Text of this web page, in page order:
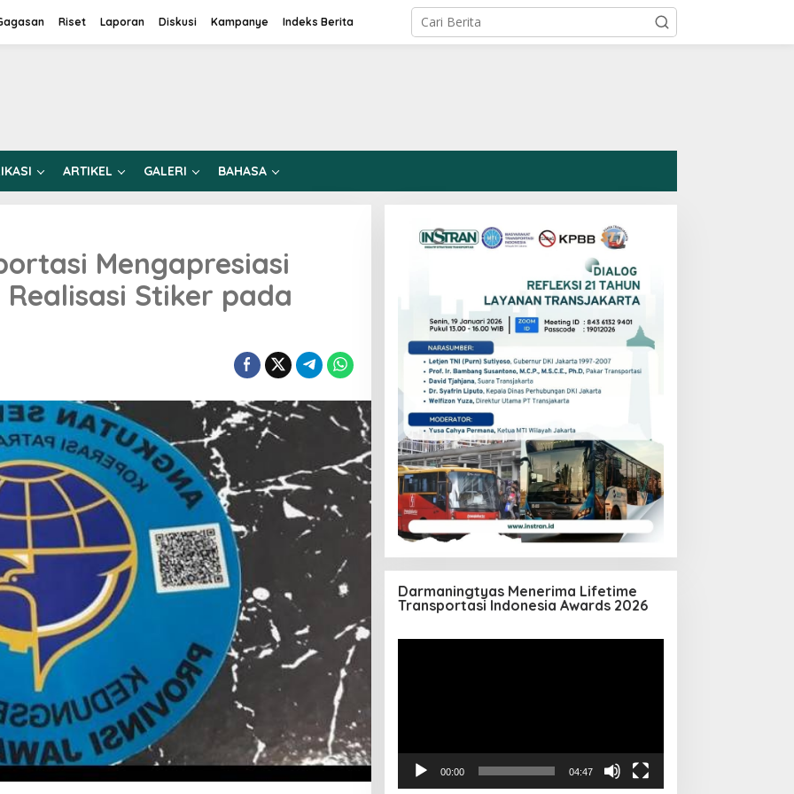
Riset Laporan Diskusi Kampanye Indeks Berita
ARTIKEL GALERI BAHASA
Mengapresiasi
Stiker pada
Darmaningtyas Menerima Lifetime
Transportasi Indonesia Awards 2026
00:00 04:47